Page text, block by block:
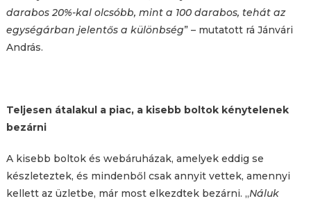
darabos 20%-kal olcsóbb, mint a 100 darabos, tehát az
egységárban jelentős a különbség” – mutatott rá Jánvári
András.
Teljesen átalakul a piac, a kisebb boltok kénytelenek
bezárni
A kisebb boltok és webáruházak, amelyek eddig se
készleteztek, és mindenből csak annyit vettek, amennyi
kellett az üzletbe, már most elkezdtek bezárni. „Náluk